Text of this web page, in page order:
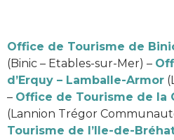
Office de Tourisme de
(Binic – Etables-sur-Mer) –
d’Erquy – Lamballe-Armor
– Office de Tourisme de la
(Lannion Trégor
Tourisme de l’Ile-de-